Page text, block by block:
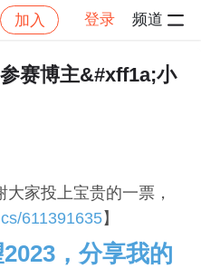
加入 登录 频道
赛 IT其他 帖子详情
赛博主&#xff1a;小
家投上宝贵的一票，
611391635】
2023，分享我的